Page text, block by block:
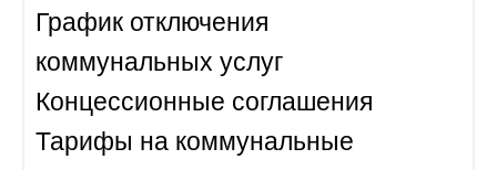
График отключения
коммунальных услуг
Концессионные соглашения
Тарифы на коммунальные